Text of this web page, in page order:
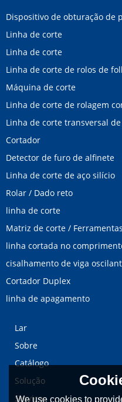
Linha de corte
Linha de corte
Linha de corte de rolos de
Máquina de corte
Linha de corte de rolagem
Linha de corte transversal
Cortador
Detector de furo de alfinete
Linha de corte de aço silício
Rolar / Dado reto
linha de corte
Matriz de corte / Ferramentas
linha cortada no
cisalhamento de viga
Cortador Duplex
linha de apagamento
Lar
Sobre
Catálogo
Solução
Serviço
We use cookies to